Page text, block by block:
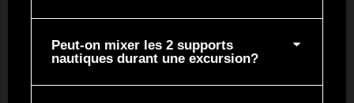
Peut-on mixer les 2 supports
nautiques durant une excursion?